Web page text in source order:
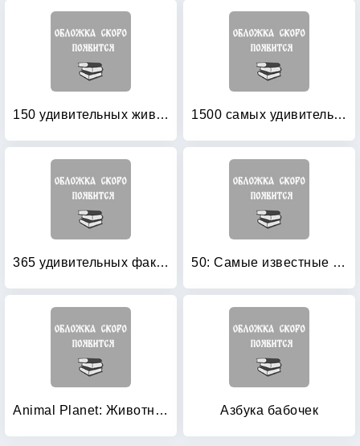
150 удивительных животных 1500 самых удивительных животных
365 удивительных фактов о животных 50: Самые известные животные
Animal Planet: Животные — путешественники Азбука бабочек